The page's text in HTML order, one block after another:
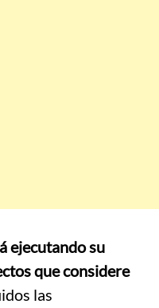
ejecutando su
que considere
las